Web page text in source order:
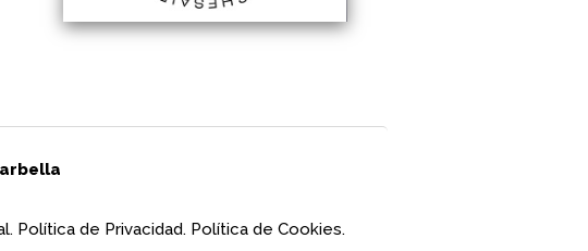
Política de Privacidad. Política de Cookies.